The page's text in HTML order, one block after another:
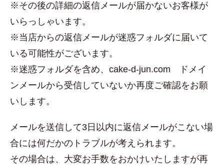
※その後の詳細の返信メールが届かないお客様が
いらっしゃいます。
※当店からの返信メールが迷惑フォルダに届いて
いる可能性がございます。
※迷惑フォルダを含め、cake-d-jun.com ドメイ
ンメールから受信していないか再度ご確認をお願
いします。
メールを送信して3日以内に返信メールがこない場
合には何だかのトラブルが考えられます。
その場合は、大変お手数をおかけいたしますが再